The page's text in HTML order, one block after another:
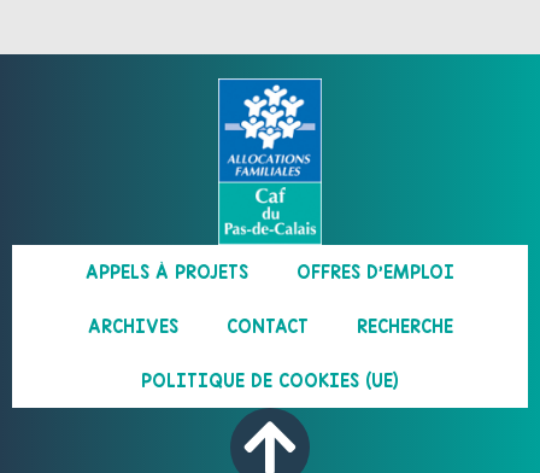
APPELS À PROJETS OFFRES D’EMPLOI
ARCHIVES CONTACT RECHERCHE
POLITIQUE DE COOKIES (UE)